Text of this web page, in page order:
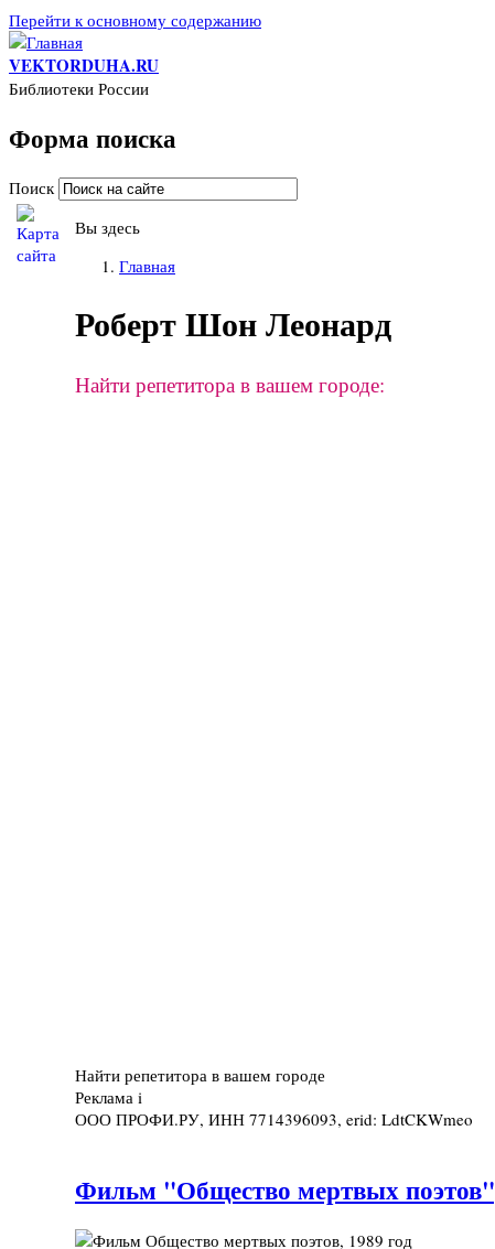
Перейти к основному содержанию
VEKTORDUHA.RU
Библиотеки России
Форма поиска
Поиск
Вы здесь
Главная
Роберт Шон Леонард
Найти репетитора в вашем городе:
Найти репетитора в вашем городе
Реклама i
ООО ПРОФИ.РУ, ИНН 7714396093, erid: LdtCKWmeo
Фильм "Общество мертвых